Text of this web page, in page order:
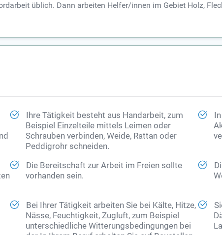
üblich. Dann arbeiten Helfer/innen im Gebiet Holz,
Ihre Tätigkeit besteht aus Handarbeit, zum
Beispiel Einzelteile mittels Leimen oder
Schrauben verbinden, Weide, Rattan oder
Peddigrohr schneiden.
Die Bereitschaft zur Arbeit im Freien sollte
vorhanden sein.
Bei Ihrer Tätigkeit arbeiten Sie bei Kälte, Hitze,
Nässe, Feuchtigkeit, Zugluft, zum Beispiel
unterschiedliche Witterungsbedingungen bei